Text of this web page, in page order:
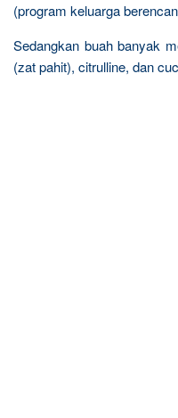
(program keluarga
Sedangkan buah banyak
(zat pahit), citrulline, dan